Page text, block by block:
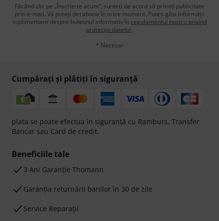
Făcând clic pe „Înscrie-te acum”, sunteți de acord să primiți publicitate
prin e-mail. Vă puteți dezabona în orice moment. Puteți găsi informații
suplimentare despre buletinul informativ în regulamentul nostru privind
protecția datelor.
* Necesar
Cumpărați și plătiți în siguranță
plata se poate efectua în siguranță cu Ramburs, Transfer
Bancar sau Card de credit.
Beneficiile tale
3 Ani Garanție Thomann
Garanţia returnării banilor în 30 de zile
Service Reparații